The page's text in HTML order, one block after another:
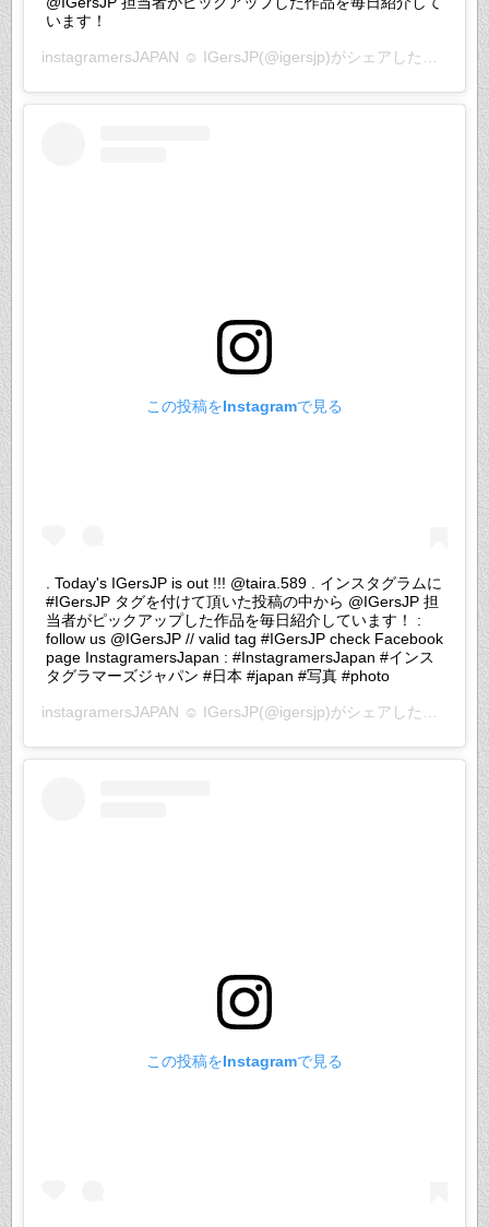
います！
instagramersJAPAN ☺︎ IGersJP(@igersjp)がシェアした投稿 –
この投稿をInstagramで見る
. Today's IGersJP is out !!! @taira.589 . インスタグラムに
#IGersJP タグを付けて頂いた投稿の中から @IGersJP 担
当者がピックアップした作品を毎日紹介しています！ :
follow us @IGersJP // valid tag #IGersJP check Facebook
page InstagramersJapan : #InstagramersJapan #インス
タグラマーズジャパン #日本 #japan #写真 #photo
instagramersJAPAN ☺︎ IGersJP(@igersjp)がシェアした投稿 –
この投稿をInstagramで見る